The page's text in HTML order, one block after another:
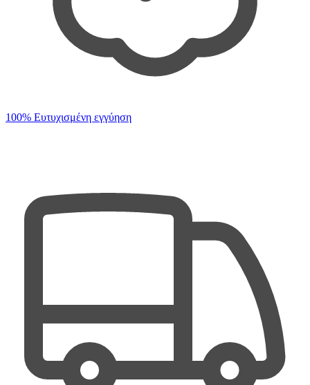
100% Ευτυχισμένη εγγύηση